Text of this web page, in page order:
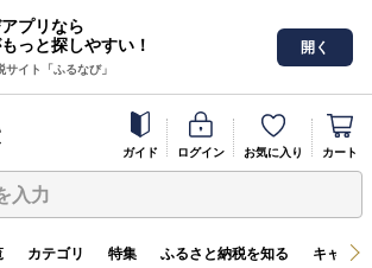
プリなら
っと探しやすい！
サイト「ふるなび」
開く
ガイド ログイン お気に入り カート
入力
カテゴリ 特集 ふるさと納税を知る キャン